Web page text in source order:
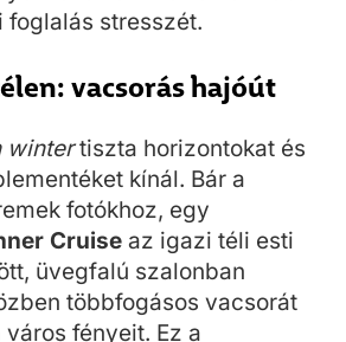
foglalás stresszét.
vacsorás hajóút
wintertiszta horizontokat és
kínál. Bár a
fotókhoz, egy
Cruise az igazi téli esti
üvegfalú szalonban
többfogásos vacsorát
fényeit. Ez a